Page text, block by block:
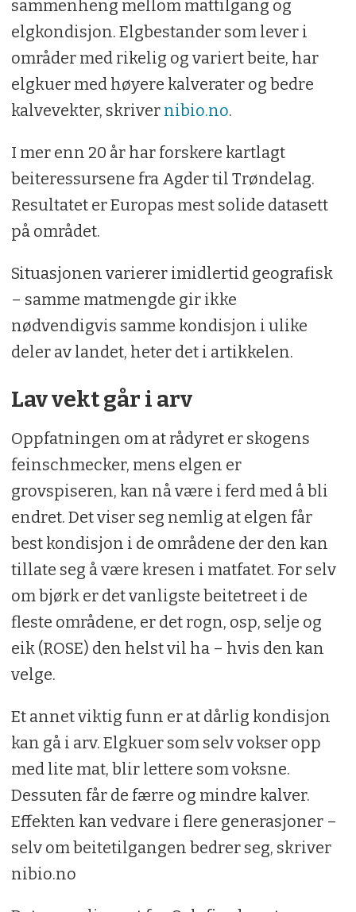
sammenheng mellom mattilgang og
elgkondisjon. Elgbestander som lever i
områder med rikelig og variert beite, har
elgkuer med høyere kalverater og bedre
kalvevekter, skriver nibio.no.
I mer enn 20 år har forskere kartlagt
beiteressursene fra Agder til Trøndelag.
Resultatet er Europas mest solide datasett
på området.
Situasjonen varierer imidlertid geografisk
– samme matmengde gir ikke
nødvendigvis samme kondisjon i ulike
deler av landet, heter det i artikkelen.
Lav vekt går i arv
Oppfatningen om at rådyret er skogens
feinschmecker, mens elgen er
grovspiseren, kan nå være i ferd med å bli
endret. Det viser seg nemlig at elgen får
best kondisjon i de områdene der den kan
tillate seg å være kresen i matfatet. For selv
om bjørk er det vanligste beitetreet i de
fleste områdene, er det rogn, osp, selje og
eik (ROSE) den helst vil ha – hvis den kan
velge.
Et annet viktig funn er at dårlig kondisjon
kan gå i arv. Elgkuer som selv vokser opp
med lite mat, blir lettere som voksne.
Dessuten får de færre og mindre kalver.
Effekten kan vedvare i flere generasjoner –
selv om beitetilgangen bedrer seg, skriver
nibio.no